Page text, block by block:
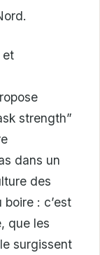
et
strength”
dans un
des
: c’est
que les
surgissent